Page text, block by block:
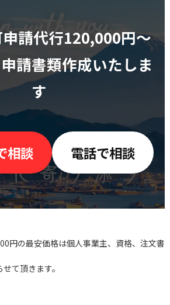
請代行120,000円〜
請書類作成いたしま
す
相談 電話で相談
円の最安価格は個人事業主、資格、注文書
て頂きます。